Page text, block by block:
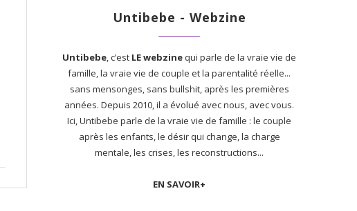
Untibebe - Webzine
Untibebe, c’est LE webzinequi parle de la vraie vie de
famille, la vraie vie de couple et la parentalité réelle...
sans mensonges, sans bullshit, après les premières
années. Depuis 2010, il a évolué avec nous, avec vous.
Ici, Untibebe parle de la vraie vie de famille : le couple
après les enfants, le désir qui change, la charge
mentale, les crises, les reconstructions...
EN SAVOIR+